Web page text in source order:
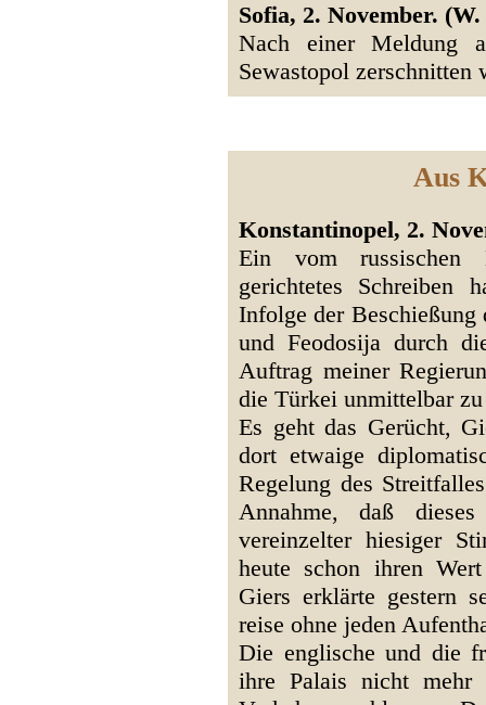
Sofia, 2. November.
Nach einer Meldung
Sewastopol zerschnitten
Aus
Konstantinopel, 2.
Ein vom russischen
gerichtetes Schreiben
Infolge der Beschießung
und Feodosija durch
Auftrag meiner
die Türkei unmittelbar
Es geht das Gerücht,
dort etwaige
Regelung des
Annahme, daß
vereinzelter hiesiger
heute schon ihren
Giers erklärte gestern
reise ohne jeden
Die englische und die
ihre Palais nicht